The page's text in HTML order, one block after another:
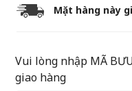
Mặt hàng này
Vui lòng nhập MÃ
giao hàng